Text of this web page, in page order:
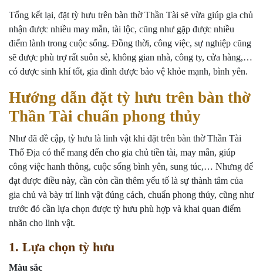
Tổng kết lại, đặt tỳ hưu trên bàn thờ Thần Tài sẽ vừa giúp gia chủ
nhận được nhiều may mắn, tài lộc, cũng như gặp được nhiều
điểm lành trong cuộc sống. Đồng thời, công việc, sự nghiệp cũng
sẽ được phù trợ rất suôn sẻ, không gian nhà, công ty, cửa hàng,…
có được sinh khí tốt, gia đình được bảo vệ khỏe mạnh, bình yên.
Hướng dẫn đặt tỳ hưu trên bàn thờ
Thần Tài chuẩn phong thủy
Như đã đề cập, tỳ hưu là linh vật khi đặt trên bàn thờ Thần Tài
Thổ Địa có thể mang đến cho gia chủ tiền tài, may mắn, giúp
công việc hanh thông, cuộc sống bình yên, sung túc,… Nhưng để
đạt được điều này, cần còn cần thêm yếu tố là sự thành tâm của
gia chủ và bày trí linh vật đúng cách, chuẩn phong thủy, cũng như
trước đó cần lựa chọn được tỳ hưu phù hợp và khai quan điểm
nhãn cho linh vật.
1. Lựa chọn tỳ hưu
Màu sắc